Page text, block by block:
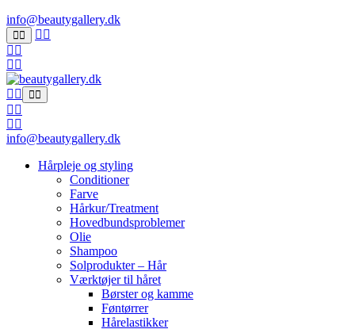
info@beautygallery.dk
info@beautygallery.dk
Hårpleje og styling
Conditioner
Farve
Hårkur/Treatment
Hovedbundsproblemer
Olie
Shampoo
Solprodukter – Hår
Værktøjer til håret
Børster og kamme
Føntørrer
Hårelastikker